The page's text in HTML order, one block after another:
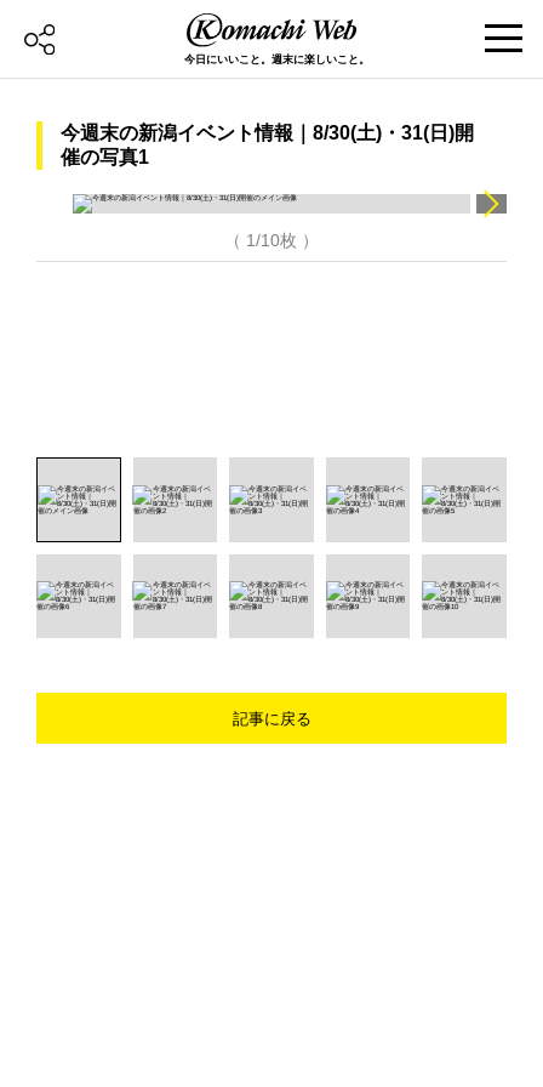
今日にいいこと。週末に楽しいこと。
今週末の新潟イベント情報｜8/30(土)・31(日)開
催の写真1
（ 1/10枚 ）
記事に戻る